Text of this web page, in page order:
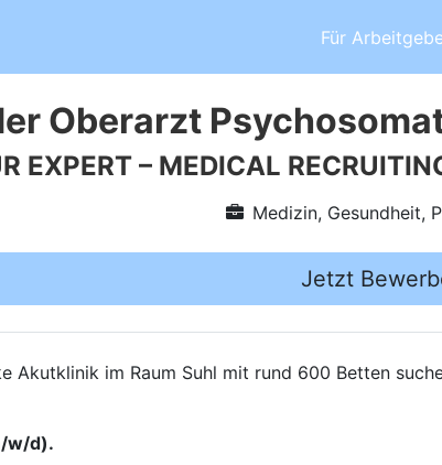
Für
Oberarzt
EXPERT – MEDICAL
Medizin, Gesundheit,
Jetzt
Akutklinik im Raum Suhl mit rund 600 Betten
w/d).